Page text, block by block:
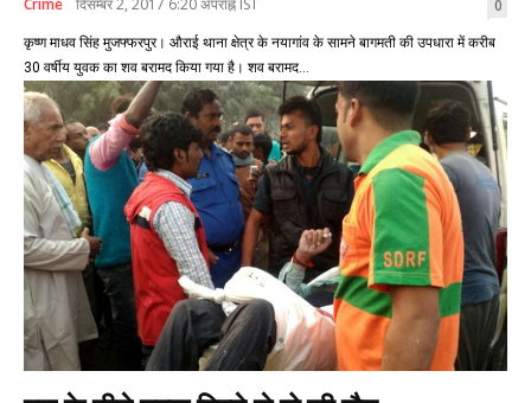
0
कृष्ण माधव सिंह मुजफ्फरपुर। औराई थाना क्षेत्र के नयागांव के सामने बागमती की उपधारा में करीब
30 वर्षीय युवक का शव बरामद किया गया है। शव बरामद...